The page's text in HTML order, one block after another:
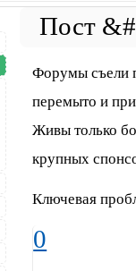
Форумы съели
перемыто и
Живы только
крупных
Ключевая
0